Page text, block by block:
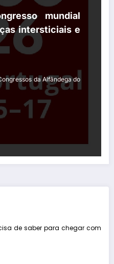
mundial
intersticiais e
da Alfândega do
de saber para chegar com